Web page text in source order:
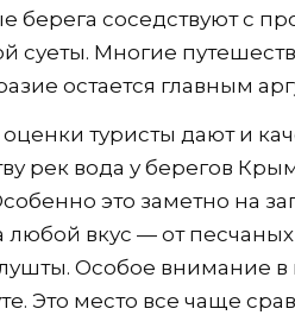
берега соседствуют с
суеты. Многие
остается главным
туристы дают и
рек вода у берегов
это заметно на
любой вкус — от
Особое внимание в
Это место все чаще